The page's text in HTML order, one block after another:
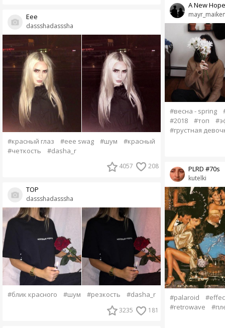
dassshadasssha
Еее
#красный глаз #еее swag #шум
#красный
#четкость
#dasha_r
4057 208
dassshadasssha
ТОР
#блик красного #шум #резкость #dasha_r
3235 181
A New Hope
#весна - spring
#2018
#топ
#грустная
kutelki
PLRD #70s
#palaroid
#retrowave